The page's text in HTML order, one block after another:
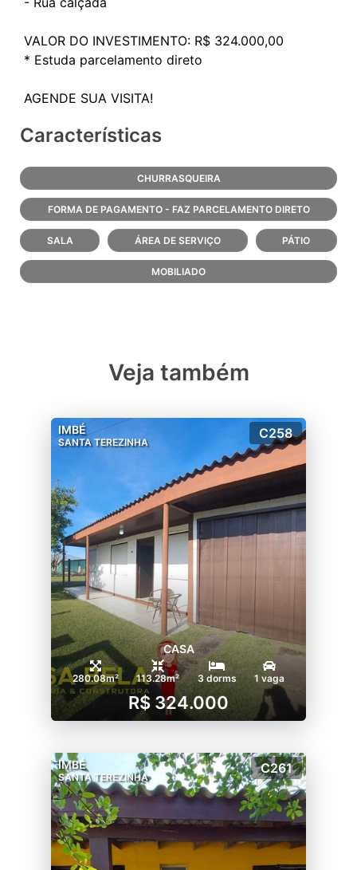
VALOR DO INVESTIMENTO: R$ 324.000,00
* Estuda parcelamento direto
Características
CHURRASQUEIRA
FORMA DE PAGAMENTO - FAZ PARCELAMENTO DIRETO
SALA ÁREA DE SERVIÇO PÁTIO
MOBILIADO
Veja também
IMBÉ
SANTA TEREZINHA
C258
CASA
280.08m² 113.28m² 3 dorms 1 vaga
R$ 324.000
IMBÉ
SANTA TEREZINHA
C261